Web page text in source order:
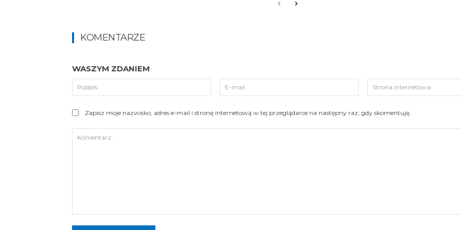
KOMENTARZE
WASZYM ZDANIEM
Podpis:
mail:
Zapisz moje nazwisko, adres e-mail i stronę internetową w tej przeglądarce na następny raz, gdy skomentuję.